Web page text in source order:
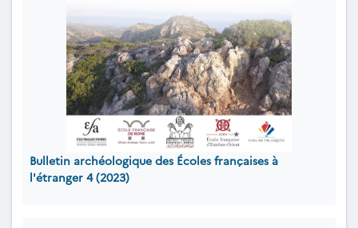
Bulletin archéologique des Écoles françaises à
l'étranger 4 (2023)